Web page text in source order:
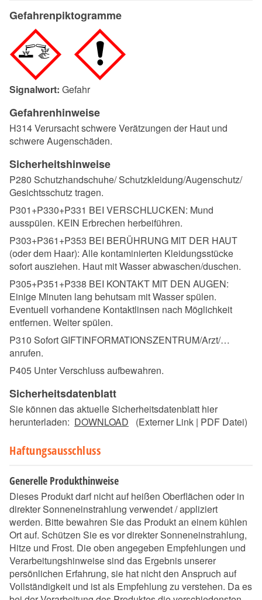
Gefahrenpiktogramme
Signalwort: Gefahr
Gefahrenhinweise
H314 Verursacht schwere Verätzungen der Haut und
schwere Augenschäden.
Sicherheitshinweise
P280 Schutzhandschuhe/ Schutzkleidung/Augenschutz/
Gesichtsschutz tragen.
P301+P330+P331 BEI VERSCHLUCKEN: Mund
ausspülen. KEIN Erbrechen herbeiführen.
P303+P361+P353 BEI BERÜHRUNG MIT DER HAUT
(oder dem Haar): Alle kontaminierten Kleidungsstücke
sofort ausziehen. Haut mit Wasser abwaschen/duschen.
P305+P351+P338 BEI KONTAKT MIT DEN AUGEN:
Einige Minuten lang behutsam mit Wasser spülen.
Eventuell vorhandene Kontaktlinsen nach Möglichkeit
entfernen. Weiter spülen.
P310 Sofort GIFTINFORMATIONSZENTRUM/Arzt/…
anrufen.
P405 Unter Verschluss aufbewahren.
Sicherheitsdatenblatt
Sie können das aktuelle Sicherheitsdatenblatt hier
herunterladen: DOWNLOAD (Externer Link | PDF Datei)
Haftungsausschluss
Generelle Produkthinweise
Dieses Produkt darf nicht auf heißen Oberflächen oder in
direkter Sonneneinstrahlung verwendet / appliziert
werden. Bitte bewahren Sie das Produkt an einem kühlen
Ort auf. Schützen Sie es vor direkter Sonneneinstrahlung,
Hitze und Frost. Die oben angegeben Empfehlungen und
Verarbeitungshinweise sind das Ergebnis unserer
persönlichen Erfahrung, sie hat nicht den Anspruch auf
Vollständigkeit und ist als Empfehlung zu verstehen. Da es